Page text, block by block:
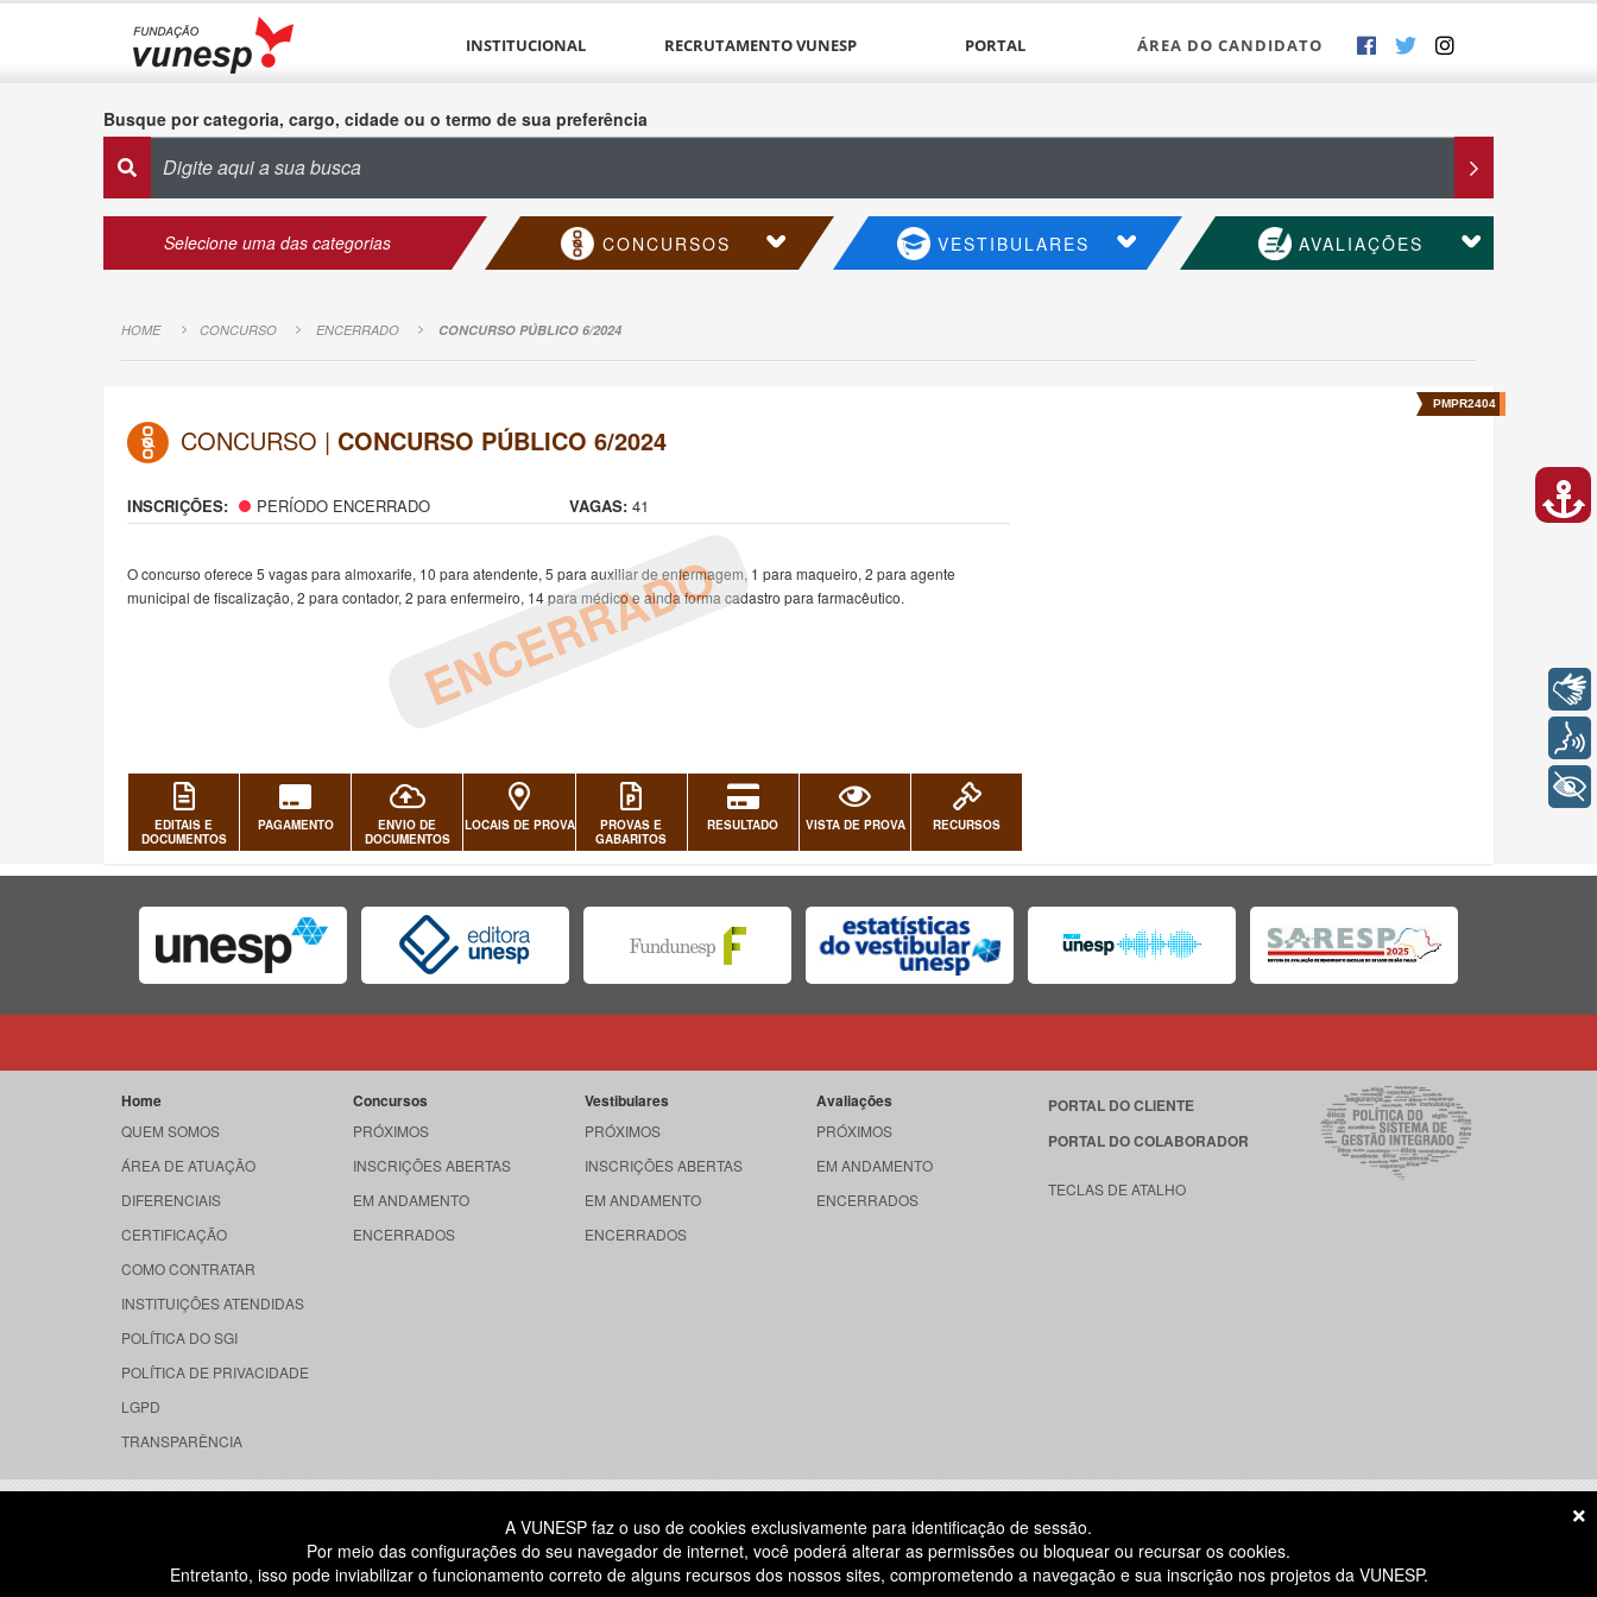
INSTITUCIONAL RECRUTAMENTO VUNESP PORTAL ÁREA DO CANDIDATO
Busque por categoria, cargo, cidade ou o termo de sua preferência
Selecione uma das categorias CONCURSOS VESTIBULARES AVALIAÇÕES
HOME CONCURSO ENCERRADO CONCURSO PÚBLICO 6/2024
PMPR2404
CONCURSO | CONCURSO PÚBLICO 6/2024
INSCRIÇÕES: PERÍODO ENCERRADO VAGAS:41
ENCERRADO
O concurso oferece 5 vagas para almoxarife, 10 para atendente, 5 para auxiliar de enfermagem, 1 para maqueiro, 2 para agente
municipal de fiscalização, 2 para contador, 2 para enfermeiro, 14 para médico e ainda forma cadastro para farmacêutico.
EDITAIS E
DOCUMENTOS
PAGAMENTO
ENVIO DE
DOCUMENTOS
LOCAIS DE PROVA
PROVAS E
GABARITOS
RESULTADO VISTA DE PROVA RECURSOS
Home
QUEM SOMOS
ÁREA DE ATUAÇÃO
DIFERENCIAIS
CERTIFICAÇÃO
COMO CONTRATAR
INSTITUIÇÕES ATENDIDAS
POLÍTICA DO SGI
POLÍTICA DE PRIVACIDADE
LGPD
TRANSPARÊNCIA
Concursos
PRÓXIMOS
INSCRIÇÕES ABERTAS
EM ANDAMENTO
ENCERRADOS
Vestibulares
PRÓXIMOS
INSCRIÇÕES ABERTAS
EM ANDAMENTO
ENCERRADOS
Avaliações
PRÓXIMOS
EM ANDAMENTO
ENCERRADOS
PORTAL DO CLIENTE
PORTAL DO COLABORADOR
TECLAS DE ATALHO
RUA DONA GERMAINE BURCHARD, 515
ÁGUA BRANCA - SÃO PAULO SP
CEP: 05002-062
ATENDIMENTO AO CANDIDATO
11 3874-6300
DIAS ÚTEISdas 8h às 18h
A VUNESP faz o uso de cookies exclusivamente para identificação de sessão.
Por meio das configurações do seu navegador de internet, você poderá alterar as permissões ou bloquear ou recursar os cookies.
Entretanto, isso pode inviabilizar o funcionamento correto de alguns recursos dos nossos sites, comprometendo a navegação e sua inscrição nos projetos da VUNESP.